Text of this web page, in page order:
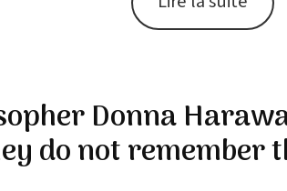
Donna
do not remember